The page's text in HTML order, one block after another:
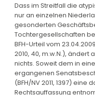
Dass im Streitfall die
nur an einzelnen
gesonderten
Tochtergesellschaften
BFH-Urteil vom
2010, 40, m.w.N.),
nichts. Soweit dem in
ergangenen
(BFH/NV 2011, 1397)
Rechtsauffassung